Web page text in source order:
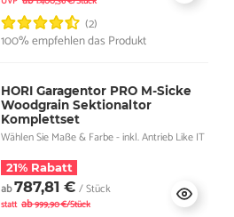
(2)
100% empfehlen das Produkt
HORI Garagentor PRO M-Sicke
Woodgrain Sektionaltor
Komplettset
Wählen Sie Maße & Farbe - inkl. Antrieb Like IT
21% Rabatt
ab787,81 € / Stück
statt ab999,90 €/Stück